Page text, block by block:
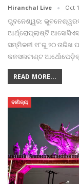
Hiranchal Live Oct
ଭୁବନେଶ୍ୱର:
ଆର୍ଥ୍ରୋପ୍ଲାଷ୍ଟି
ସମ୍ମିଳନୀ ୧୮ରୁ ୨୦ ତାରିଖ
କନସଲଟାଣ୍ଟ
READ MORE...
ବାଣିଜ୍ୟ